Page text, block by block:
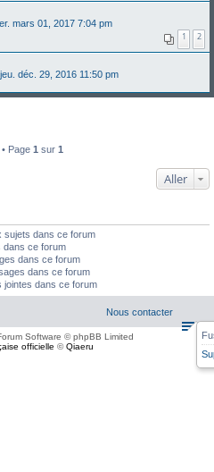
mars 01, 2017 7:04 pm
1 2
jeu. déc. 29, 2016 11:50 pm
Page 1 sur 1
Aller
sujets dans ce forum
dans ce forum
dans ce forum
dans ce forum
jointes dans ce forum
Nous contacter
Software © phpBB Limited
officielle ©Qiaeru